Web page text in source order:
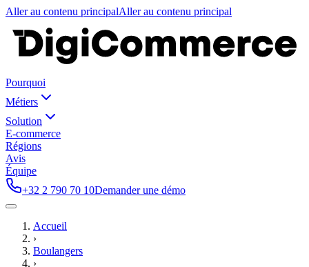
Aller au contenu principalAller au contenu principal
Pourquoi
Métiers
Solution
E-commerce
Régions
Avis
Équipe
+32 2 790 70 10Demander une démo
Accueil
›
Boulangers
›